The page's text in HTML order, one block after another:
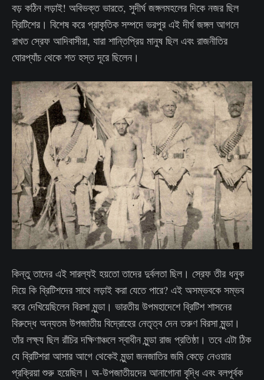
বড় কঠিন লড়াই! অবিভক্ত ভারতে, সুদীর্ঘ জঙ্গলমহলের দিকে নজর ছিল
ব্রিটিশের। বিশেষ করে প্রাকৃতিক সম্পদে ভরপুর এই দীর্ঘ জঙ্গল আগলে
রাখত স্রেফ আদিবাসীরা, যারা শান্তিপ্রিয় মানুষ ছিল এবং রাজনীতির
ঘোরপ্যাঁচ থেকে শত হস্ত দূরে ছিলেন।
কিন্তু তাদের এই সারল্যই হয়তো তাদের দুর্বলতা ছিল। স্রেফ তীর ধনুক
দিয়ে কি ব্রিটিশদের সাথে লড়াই করা যেতে পারে? এই অসম্ভবকে সম্ভব
করে দেখিয়েছিলেন বিরসা মুন্ডা। ভারতীয় উপমহাদেশে ব্রিটিশ শাসনের
বিরুদ্ধে অন্যতম উপজাতীয় বিদ্রোহের নেতৃত্ব দেন তরুণ বিরসা মুন্ডা।
তাঁর লক্ষ্য ছিল রাঁচির দক্ষিণাঞ্চলে স্বাধীন মুন্ডা রাজ প্রতিষ্ঠা। তবে এটা ঠিক
যে ব্রিটিশরা আসার আগে থেকেই মুন্ডা জনজাতির জমি কেড়ে নেওয়ার
প্রক্রিয়া শুরু হয়েছিল। অ-উপজাতীয়দের আনাগোনা বৃদ্ধি এবং বলপূর্বক